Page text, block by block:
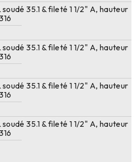
35.1 & fileté 1 1/2" A, hauteur
35.1 & fileté 1 1/2" A, hauteur
35.1 & fileté 1 1/2" A, hauteur
35.1 & fileté 1 1/2" A, hauteur